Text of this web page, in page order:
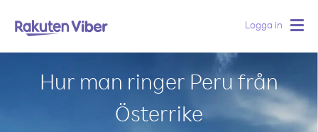
Logga in
Hur man ringer Peru från
Österrike